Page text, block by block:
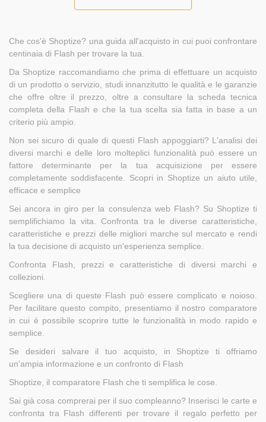
Che cos'è Shoptize? una guida all'acquisto in cui puoi confrontare
centinaia di Flash per trovare la tua.
Da Shoptize raccomandiamo che prima di effettuare un acquisto
di un prodotto o servizio, studi innanzitutto le qualità e le garanzie
che offre oltre il prezzo, oltre a consultare la scheda tecnica
completa della Flash e che la tua scelta sia fatta in base a un
criterio più ampio.
Non sei sicuro di quale di questi Flash appoggiarti? L'analisi dei
diversi marchi e delle loro molteplici funzionalità può essere un
fattore determinante per la tua acquisizione per essere
completamente soddisfacente. Scopri in Shoptize un aiuto utile,
efficace e semplice
Sei ancora in giro per la consulenza web Flash? Su Shoptize ti
semplifichiamo la vita. Confronta tra le diverse caratteristiche,
caratteristiche e prezzi delle migliori marche sul mercato e rendi
la tua decisione di acquisto un'esperienza semplice.
Confronta Flash, prezzi e caratteristiche di diversi marchi e
collezioni.
Scegliere una di queste Flash può essere complicato e noioso.
Per facilitare questo compito, presentiamo il nostro comparatore
in cui è possibile scoprire tutte le funzionalità in modo rapido e
semplice.
Se desideri salvare il tuo acquisto, in Shoptize ti offriamo
un'ampia informazione e un confronto di Flash
Shoptize, il comparatore Flash che ti semplifica le cose.
Sai già cosa comprerai per il suo compleanno? Inserisci le carte e
confronta tra Flash differenti per trovare il regalo perfetto per